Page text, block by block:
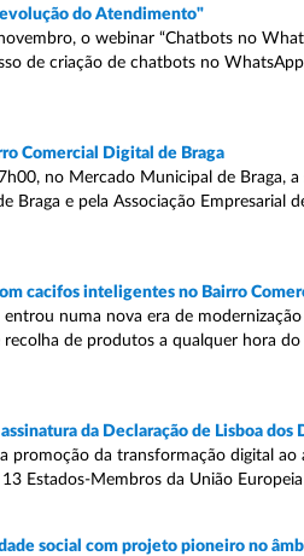
do Atendimento"
o webinar “Chatbots no
de criação de chatbots no
Comercial Digital de Braga
no Mercado Municipal de Braga,
Braga e pela Associação Empresarial
cacifos inteligentes no Bairro
entrou numa nova era de
de produtos a qualquer hora
da Declaração de Lisboa dos
promoção da transformação digital
Estados-Membros da União
social com projeto pioneiro no